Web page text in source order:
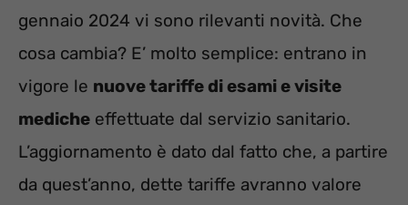
gennaio 2024 vi sono rilevanti novità. Che
cosa cambia? E’ molto semplice: entrano in
vigore le nuove tariffe di esami e visite
mediche effettuate dal servizio sanitario.
L’aggiornamento è dato dal fatto che, a partire
da quest’anno, dette tariffe avranno valore